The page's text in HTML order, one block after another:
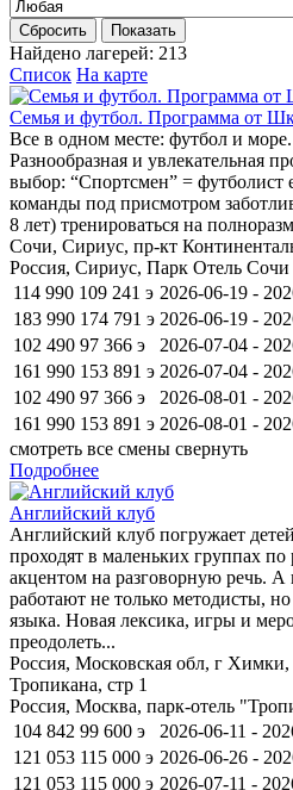
Сбросить Показать
Найдено лагерей: 213
Список На карте
Семья и футбол. Программа от
Все в одном месте: футбол и
Разнообразная и увлекательная
выбор: “Спортсмен” = футболист
команды под присмотром
8 лет) тренироваться на
Сочи, Сириус, пр-кт
Россия, Сириус, Парк Отель Сочи
114 990 109 241 э 2026-06-19 -
183 990 174 791 э 2026-06-19 -
102 490 97 366 э
2026-07-04 -
161 990 153 891 э 2026-07-04 -
102 490 97 366 э
2026-08-01 -
161 990 153 891 э 2026-08-01 -
смотреть все смены свернуть
Подробнее
Английский клуб
Английский клуб погружает
проходят в маленьких группах по
акцентом на разговорную речь.
работают не только методисты,
языка. Новая лексика, игры и
преодолеть...
Россия, Московская обл, г Химки,
Тропикана, стр 1
Россия, Москва, парк-отель
104 842 99 600 э
2026-06-11 -
121 053 115 000 э 2026-06-26 -
121 053 115 000 э 2026-07-11 -